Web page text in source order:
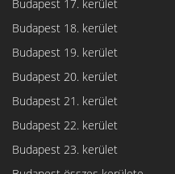
Budapest 17. kerület
Budapest 18. kerület
Budapest 19. kerület
Budapest 20. kerület
Budapest 21. kerület
Budapest 22. kerület
Budapest 23. kerület